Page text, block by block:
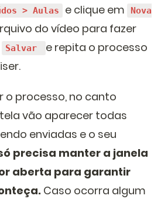
> Aulas e clique em
Nova
do vídeo para fazer
Salvar
e repita o processo
o processo, no canto
vão aparecer todas
enviadas e o seu
precisa manter a janela
aberta para garantir
Caso ocorra algum